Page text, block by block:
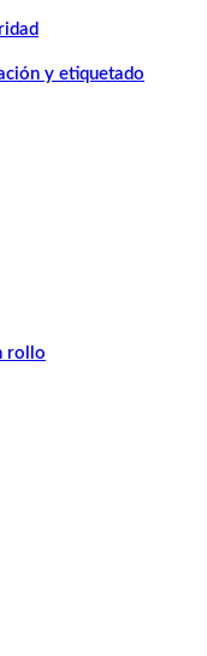
y etiquetado
rollo